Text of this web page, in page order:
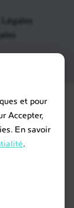
et pour
Accepter,
En savoir
.